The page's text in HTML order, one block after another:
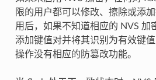
限的用户都可以修改、擦除或添
用后，如果不知道相应的 NVS 加
添加键值对并将其识别为有效键
操作没有相应的防篡改功能。